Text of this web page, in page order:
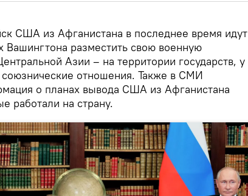
США из Афганистана в последнее время идут
Вашингтона разместить свою военную
Азии – на территории государств, у
отношения. Также в СМИ
о планах вывода США из Афганистана
работали на страну.